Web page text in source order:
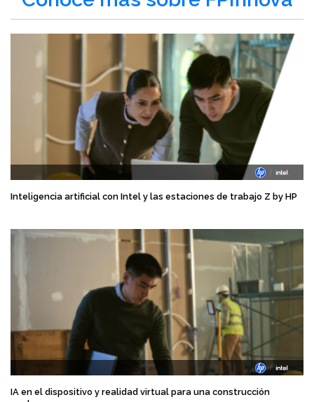
Inteligencia artificial con Intel y las estaciones de trabajo Z by HP
IA en el dispositivo y realidad virtual para una construcción